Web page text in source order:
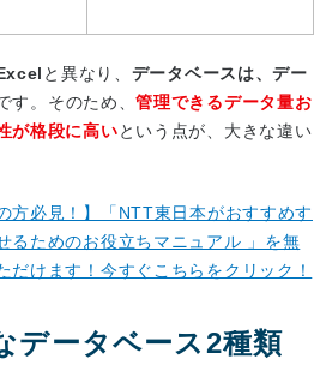
と異なり、 データベースは、デー
す。そのため、管理できるデータ量お
が格段に高いという点が、大きな違い
方必見！】「NTT東日本がおすすめす
るためのお役立ちマニュアル 」を無
だけます！今すぐこちらをクリック！
データベース2種類